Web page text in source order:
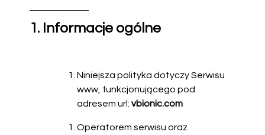
1. Informacje ogólne
Niniejsza polityka dotyczy Serwisu
www, funkcjonującego pod
adresem url: vbionic.com
Operatorem serwisu oraz